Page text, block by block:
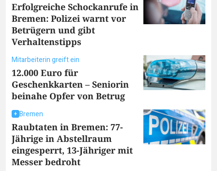
Erfolgreiche Schockanrufe in
Bremen: Polizei warnt vor
Betrügern und gibt
Verhaltenstipps
Mitarbeiterin greift ein
12.000 Euro für
Geschenkkarten – Seniorin
beinahe Opfer von Betrug
Bremen
Raubtaten in Bremen: 77-
Jährige in Abstellraum
eingesperrt, 13-Jähriger mit
Messer bedroht